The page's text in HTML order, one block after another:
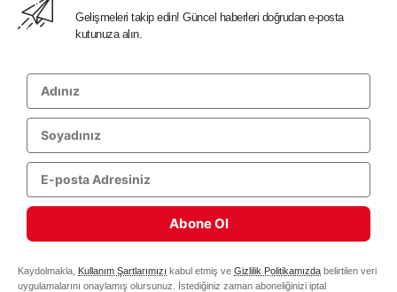
Gelişmeleri takip edin! Güncel haberleri doğrudan e-posta
kutunuza alın.
Abone Ol
Kaydolmakla, Kullanım Şartlarımızı kabul etmiş ve Gizlilik Politikamızda belirtilen veri
uygulamalarını onaylamış olursunuz. İstediğiniz zaman aboneliğinizi iptal